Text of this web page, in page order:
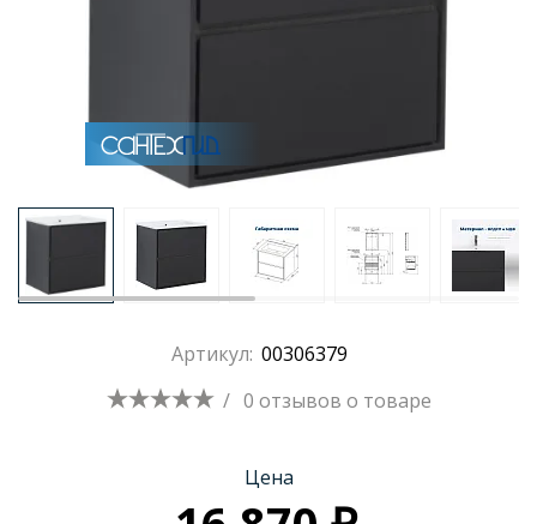
Душевые кабины
Аксессуары для ванных комнат
Зеркала
Душевые поддоны
Душевые уголки и ограждения
Артикул: 00306379
/ 0 отзывов о товаре
Цена